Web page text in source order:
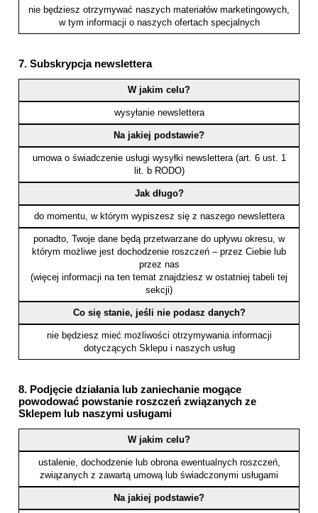
nie będziesz otrzymywać naszych materiałów marketingowych,
w tym informacji o naszych ofertach specjalnych
7. Subskrypcja newslettera
W jakim celu?
wysyłanie newslettera
Na jakiej podstawie?
umowa o świadczenie usługi wysyłki newslettera (art. 6 ust. 1
lit. b RODO)
Jak długo?
do momentu, w którym wypiszesz się z naszego newslettera
ponadto, Twoje dane będą przetwarzane do upływu okresu, w
którym możliwe jest dochodzenie roszczeń – przez Ciebie lub
przez nas
(więcej informacji na ten temat znajdziesz w ostatniej tabeli tej
sekcji)
Co się stanie, jeśli nie podasz danych?
nie będziesz mieć możliwości otrzymywania informacji
dotyczących Sklepu i naszych usług
8. Podjęcie działania lub zaniechanie mogące
powodować powstanie roszczeń związanych ze
Sklepem lub naszymi usługami
W jakim celu?
ustalenie, dochodzenie lub obrona ewentualnych roszczeń,
związanych z zawartą umową lub świadczonymi usługami
Na jakiej podstawie?